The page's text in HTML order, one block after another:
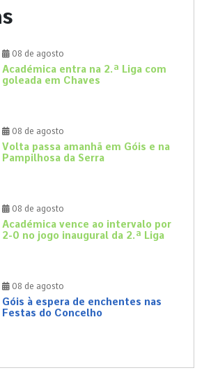
08 de agosto
Académica entra na 2.ª Liga com
goleada em Chaves
08 de agosto
Volta passa amanhã em Góis e na
Pampilhosa da Serra
08 de agosto
Académica vence ao intervalo por
2-0 no jogo inaugural da 2.ª Liga
08 de agosto
Góis à espera de enchentes nas
Festas do Concelho